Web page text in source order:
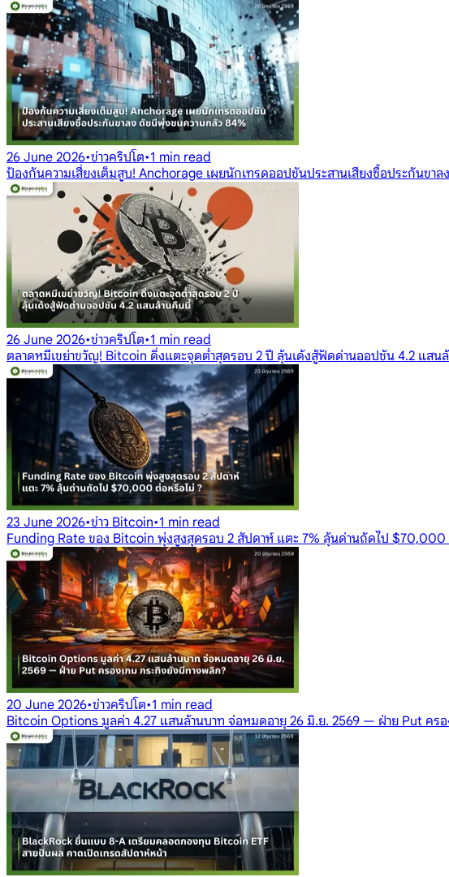
26 June 2026•ข่าวคริปโต•1 min read
ป้องกันความเสี่ยงเต็มสูบ! Anchorage เผยนักเทรดออปชันประสานเสียงซื้อประกันขา
26 June 2026•ข่าวคริปโต•1 min read
ตลาดหมีเขย่าขวัญ! Bitcoin ดิ่งแตะจุดต่ำสุดรอบ 2 ปี ลุ้นเด้งสู้ฟัดด่านออปชัน 4.2 แสน
23 June 2026•ข่าว Bitcoin•1 min read
Funding Rate ของ Bitcoin พุ่งสูงสุดรอบ 2 สัปดาห์ แตะ 7% ลุ้นด่านถัดไป $70,000
20 June 2026•ข่าวคริปโต•1 min read
Bitcoin Options มูลค่า 4.27 แสนล้านบาท จ่อหมดอายุ 26 มิ.ย. 2569 — ฝ่าย Put คร